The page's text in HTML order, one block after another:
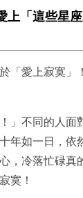
上「這些星
「愛上寂寞」
」不同的人面
年如一日，依
，冷落忙碌真
寞！